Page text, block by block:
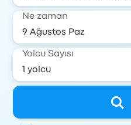
Ne zaman
Yolcu Sayısı